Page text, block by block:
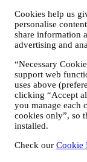
Cookies help us
personalise
share information
advertising and
“Necessary
support web
uses above
clicking “Accept
you manage each
cookies only”, so
installed.
Check our Cookie
nous pourrons
l’envoi d’une
aussi vos
transmises
activité de
prester nos
vos données
équilibré avec
mails de suivi
dans votre